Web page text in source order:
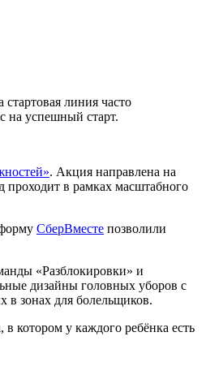
линия часто
на успешный старт.
. Акция направлена на
проходит в рамках масштабного
СберВместе позволили
«Разблокировки» и
дизайны головных уборов с
в зонах для болельщиков.
котором у каждого ребёнка есть